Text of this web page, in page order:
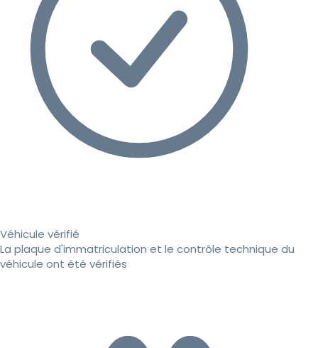
Véhicule vérifié
La plaque d'immatriculation et le contrôle technique du
véhicule ont été vérifiés